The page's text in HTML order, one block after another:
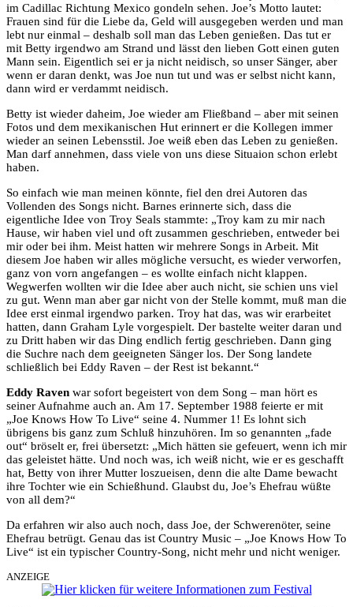
im Cadillac Richtung Mexico gondeln sehen. Joe’s Motto lautet:
Frauen sind für die Liebe da, Geld will ausgegeben werden und man
lebt nur einmal – deshalb soll man das Leben genießen. Das tut er
mit Betty irgendwo am Strand und lässt den lieben Gott einen guten
Mann sein. Eigentlich sei er ja nicht neidisch, so unser Sänger, aber
wenn er daran denkt, was Joe nun tut und was er selbst nicht kann,
dann wird er verdammt neidisch.
Betty ist wieder daheim, Joe wieder am Fließband – aber mit seinen
Fotos und dem mexikanischen Hut erinnert er die Kollegen immer
wieder an seinen Lebensstil. Joe weiß eben das Leben zu genießen.
Man darf annehmen, dass viele von uns diese Situaion schon erlebt
haben.
So einfach wie man meinen könnte, fiel den drei Autoren das
Vollenden des Songs nicht. Barnes erinnerte sich, dass die
eigentliche Idee von Troy Seals stammte: „Troy kam zu mir nach
Hause, wir haben viel und oft zusammen geschrieben, entweder bei
mir oder bei ihm. Meist hatten wir mehrere Songs in Arbeit. Mit
diesem Joe haben wir alles mögliche versucht, es wieder verworfen,
ganz von vorn angefangen – es wollte einfach nicht klappen.
Wegwerfen wollten wir die Idee aber auch nicht, sie schien uns viel
zu gut. Wenn man aber gar nicht von der Stelle kommt, muß man die
Idee erst einmal irgendwo parken. Troy hat das, was wir erarbeitet
hatten, dann Graham Lyle vorgespielt. Der bastelte weiter daran und
zu Dritt haben wir das Ding endlich fertig geschrieben. Dann ging
die Suchre nach dem geeigneten Sänger los. Der Song landete
schließlich bei Eddy Raven – der Rest ist bekannt.“
Eddy Raven war sofort begeistert von dem Song – man hört es
seiner Aufnahme auch an. Am 17. September 1988 feierte er mit
„Joe Knows How To Live“ seine 4. Nummer 1! Es lohnt sich
übrigens bis ganz zum Schluß hinzuhören. Im so genannten „fade
out“ bröselt er, frei übersetzt: „Mich hätten sie gefeuert, wenn ich mir
das geleistet hätte. Und noch was, ich weiß nicht, wie er es geschafft
hat, Betty von ihrer Mutter loszueisen, denn die alte Dame bewacht
ihre Tochter wie ein Schießhund. Glaubst du, Joe’s Ehefrau wüßte
von all dem?“
Da erfahren wir also auch noch, dass Joe, der Schwerenöter, seine
Ehefrau betrügt. Genau das ist Country Music – „Joe Knows How To
Live“ ist ein typischer Country-Song, nicht mehr und nicht weniger.
ANZEIGE